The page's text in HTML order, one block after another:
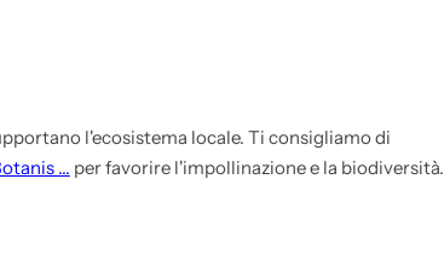
l'ecosistema locale. Ti consigliamo di
... per favorire l'impollinazione e la biodiversità.